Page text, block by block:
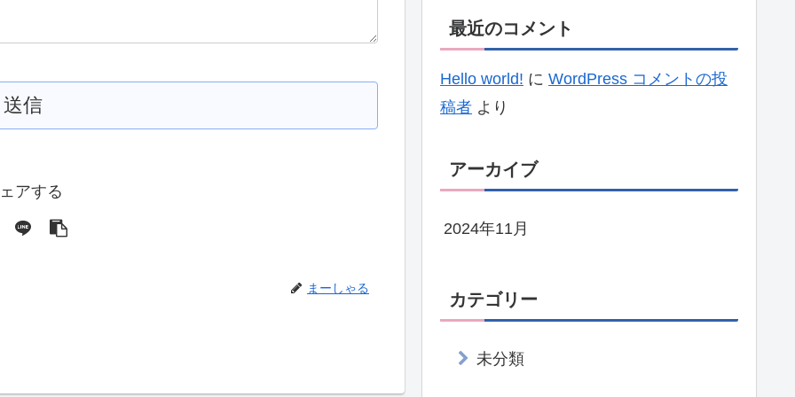
アする
まーしゃる
最近のコメント
Hello world! に WordPress コメントの投
稿者 より
アーカイブ
2024年11月
カテゴリー
未分類